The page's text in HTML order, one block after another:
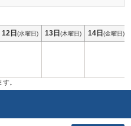
12日(水曜日) 13日(木曜日) 14日(金曜日)